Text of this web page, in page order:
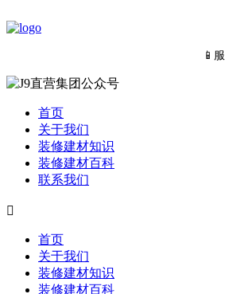
📱
首页
关于我们
装修建材知识
装修建材百科
联系我们

首页
关于我们
装修建材知识
装修建材百科